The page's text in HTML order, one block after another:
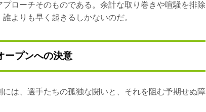
ローチそのものである。余計な取り巻きや喧騒を排除
よりも早く起きるしかないのだ。
ープンへの決意
は、選手たちの孤独な闘いと、それを阻む予期せぬ障